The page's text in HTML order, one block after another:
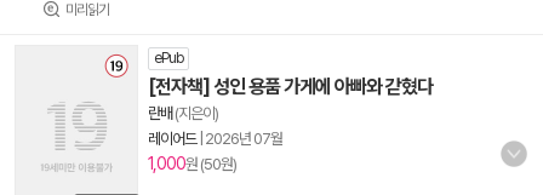
미리읽기
ePub
[전자책] 성인 용품 가게에 아빠와 갇혔다
란배 (지은이)
레이어드| 2026년 07월
1,000원 (50원)